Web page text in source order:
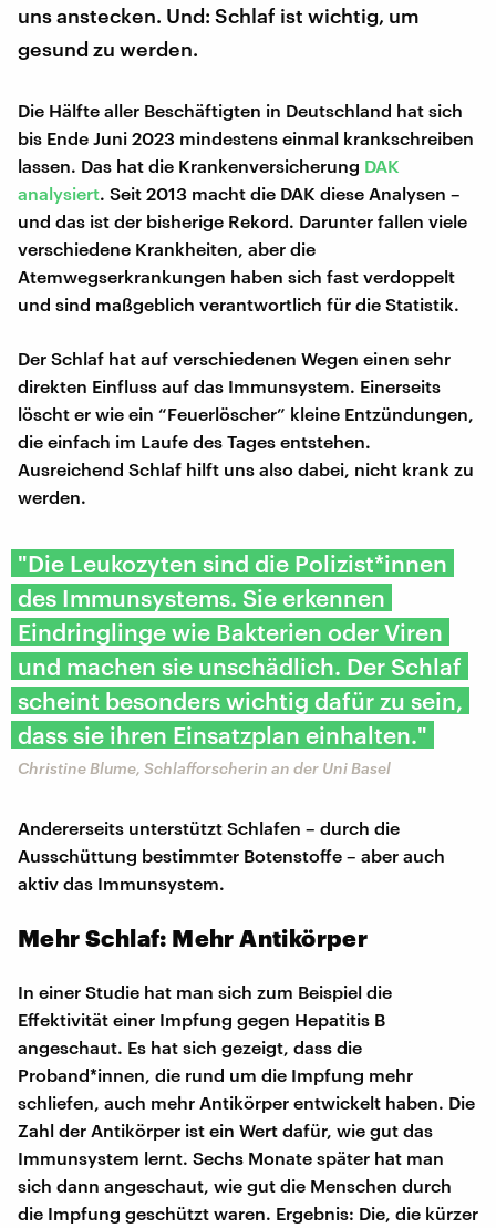
uns anstecken. Und: Schlaf ist wichtig, um
gesund zu werden.
Die Hälfte aller Beschäftigten in Deutschland hat sich
bis Ende Juni 2023 mindestens einmal krankschreiben
lassen. Das hat die Krankenversicherung DAK
analysiert. Seit 2013 macht die DAK diese Analysen –
und das ist der bisherige Rekord. Darunter fallen viele
verschiedene Krankheiten, aber die
Atemwegserkrankungen haben sich fast verdoppelt
und sind maßgeblich verantwortlich für die Statistik.
Der Schlaf hat auf verschiedenen Wegen einen sehr
direkten Einfluss auf das Immunsystem. Einerseits
löscht er wie ein “Feuerlöscher” kleine Entzündungen,
die einfach im Laufe des Tages entstehen.
Ausreichend Schlaf hilft uns also dabei, nicht krank zu
werden.
"Die Leukozyten sind die Polizist*innen
des Immunsystems. Sie erkennen
Eindringlinge wie Bakterien oder Viren
und machen sie unschädlich. Der Schlaf
scheint besonders wichtig dafür zu sein,
dass sie ihren Einsatzplan einhalten."
Christine Blume, Schlafforscherin an der Uni Basel
Andererseits unterstützt Schlafen – durch die
Ausschüttung bestimmter Botenstoffe – aber auch
aktiv das Immunsystem.
Mehr Schlaf: Mehr Antikörper
In einer Studie hat man sich zum Beispiel die
Effektivität einer Impfung gegen Hepatitis B
angeschaut. Es hat sich gezeigt, dass die
Proband*innen, die rund um die Impfung mehr
schliefen, auch mehr Antikörper entwickelt haben. Die
Zahl der Antikörper ist ein Wert dafür, wie gut das
Immunsystem lernt. Sechs Monate später hat man
sich dann angeschaut, wie gut die Menschen durch
die Impfung geschützt waren. Ergebnis: Die, die kürzer